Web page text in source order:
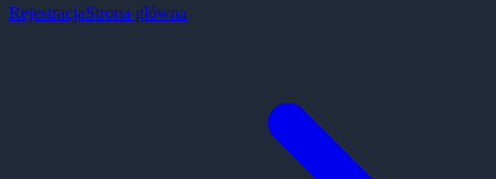
RejestracjaStrona główna